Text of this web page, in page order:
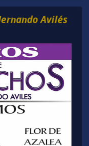
Avilés